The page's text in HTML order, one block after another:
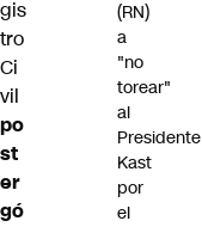
gis
tro
Ci
vil
po
st
er
gó
(RN)
a
"no
torear"
al
Presidente
Kast
por
el